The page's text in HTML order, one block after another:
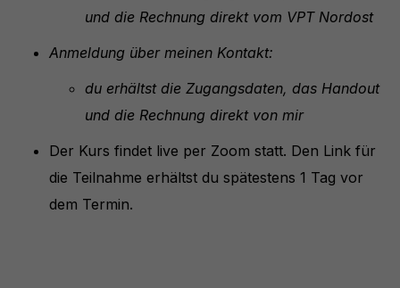
und die Rechnung direkt vom VPT Nordost
Anmeldung über meinen Kontakt:
du erhältst die Zugangsdaten, das Handout
und die Rechnung direkt von mir
Der Kurs findet live per Zoom statt. Den Link für
die Teilnahme erhältst du spätestens 1 Tag vor
dem Termin.